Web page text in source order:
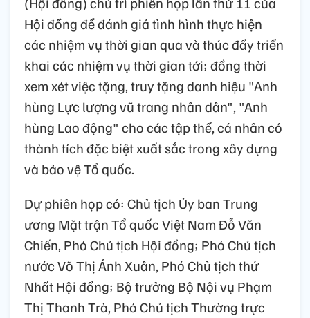
Hội đồng để đánh giá tình hình thực hiện
các nhiệm vụ thời gian qua và thúc đẩy triển
khai các nhiệm vụ thời gian tới; đồng thời
xem xét việc tặng, truy tặng danh hiệu "Anh
hùng Lực lượng vũ trang nhân dân", "Anh
hùng Lao động" cho các tập thể, cá nhân có
thành tích đặc biệt xuất sắc trong xây dựng
và bảo vệ Tổ quốc.
Dự phiên họp có: Chủ tịch Ủy ban Trung
ương Mặt trận Tổ quốc Việt Nam Đỗ Văn
Chiến, Phó Chủ tịch Hội đồng; Phó Chủ tịch
nước Võ Thị Ánh Xuân, Phó Chủ tịch thứ
Nhất Hội đồng; Bộ trưởng Bộ Nội vụ Phạm
Thị Thanh Trà, Phó Chủ tịch Thường trực